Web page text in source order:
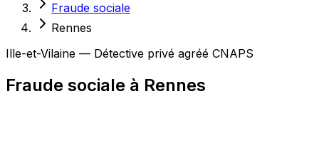
Fraude sociale
Rennes
Ille-et-Vilaine — Détective privé agréé CNAPS
Fraude sociale à Rennes